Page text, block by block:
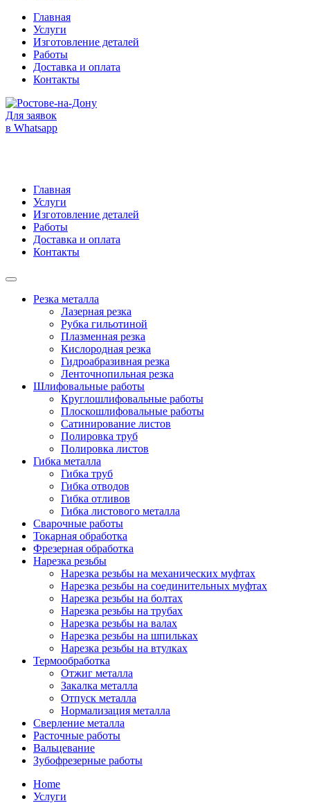
Главная
Услуги
Изготовление деталей
Работы
Доставка и оплата
Контакты
Для заявок
в Whatsapp
Главная
Услуги
Изготовление деталей
Работы
Доставка и оплата
Контакты
Резка металла
Лазерная резка
Рубка гильотиной
Плазменная резка
Кислородная резка
Гидроабразивная резка
Ленточнопильная резка
Шлифовальные работы
Круглошлифовальные работы
Плоскошлифовальные работы
Сатинирование листов
Полировка труб
Полировка листов
Гибка металла
Гибка труб
Гибка отводов
Гибка отливов
Гибка листового металла
Сварочные работы
Токарная обработка
Фрезерная обработка
Нарезка резьбы
Нарезка резьбы на механических муфтах
Нарезка резьбы на соединительных муфтах
Нарезка резьбы на болтах
Нарезка резьбы на трубах
Нарезка резьбы на валах
Нарезка резьбы на шпильках
Нарезка резьбы на втулках
Термообработка
Отжиг металла
Закалка металла
Отпуск металла
Нормализация металла
Сверление металла
Расточные работы
Вальцевание
Зубофрезерные работы
Home
Услуги